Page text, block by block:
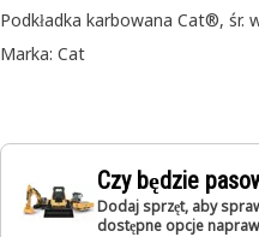
Podkładka karbowana Cat®, śr.
Marka: Cat
Czy będzie
Dodaj sprzęt, aby
dostępne opcje